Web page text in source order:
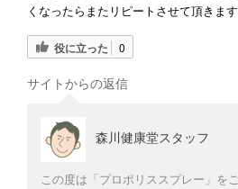
くなったらまたリピートさせて頂きます
役に立った 0
サイトからの返信
森川健康堂スタッフ
この度は「プロポリススプレー」を